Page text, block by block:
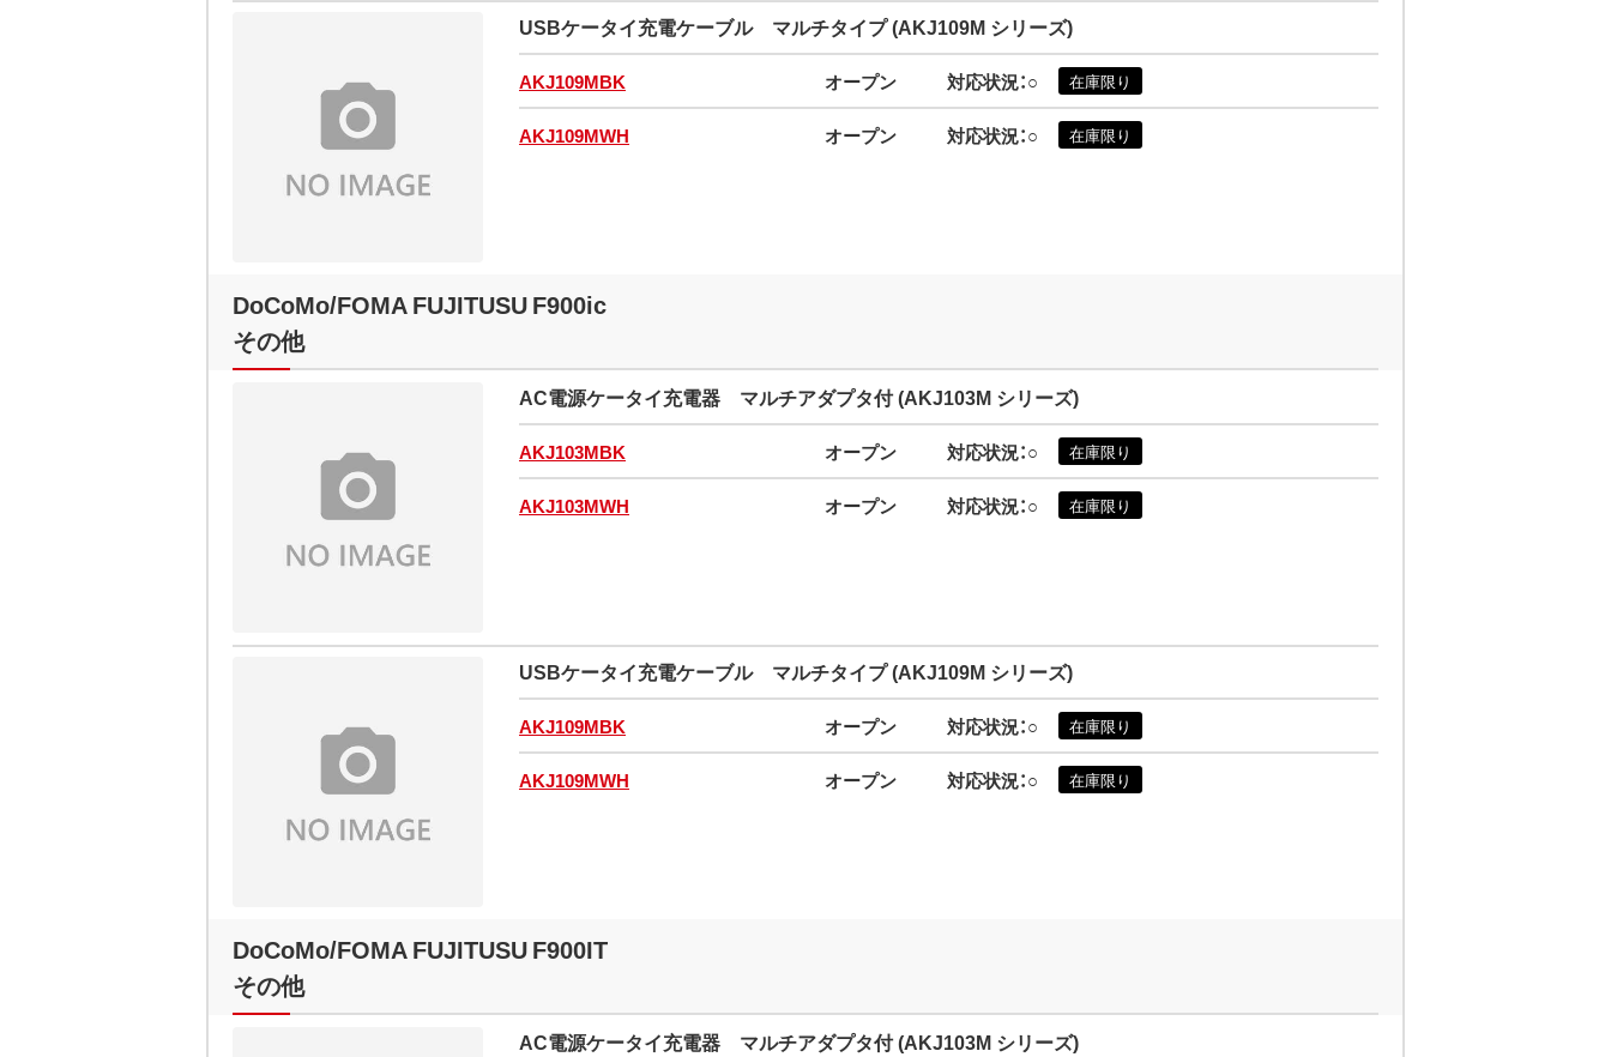
USBケータイ充電ケーブル マルチタイプ (AKJ109M シリーズ)
AKJ109MBK オープン 対応状況：○ 在庫限り
AKJ109MWH オープン 対応状況：○ 在庫限り
DoCoMo/FOMA FUJITUSU F900ic
その他
AC電源ケータイ充電器 マルチアダプタ付 (AKJ103M シリーズ)
AKJ103MBK オープン 対応状況：○ 在庫限り
AKJ103MWH オープン 対応状況：○ 在庫限り
USBケータイ充電ケーブル マルチタイプ (AKJ109M シリーズ)
AKJ109MBK オープン 対応状況：○ 在庫限り
AKJ109MWH オープン 対応状況：○ 在庫限り
DoCoMo/FOMA FUJITUSU F900IT
その他
AC電源ケータイ充電器 マルチアダプタ付 (AKJ103M シリーズ)